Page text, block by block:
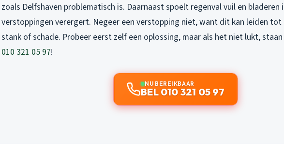
zoals Delfshaven problematisch is. Daarnaast spoelt regenval vuil en
verstoppingen verergert. Negeer een verstopping niet, want dit kan leiden
stank of schade. Probeer eerst zelf een oplossing, maar als het niet lukt,
010 321 05 97!
NU BEREIKBAAR
BEL 010 321 05 97